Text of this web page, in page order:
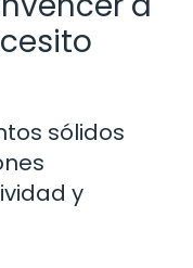
sólidos
y